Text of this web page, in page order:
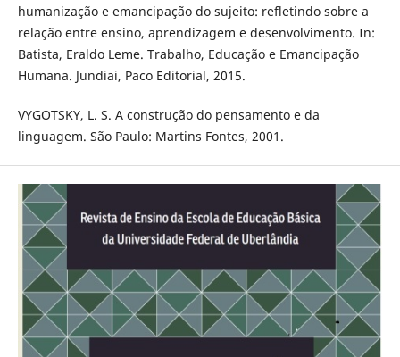
humanização e emancipação do sujeito: refletindo sobre a
relação entre ensino, aprendizagem e desenvolvimento. In:
Batista, Eraldo Leme. Trabalho, Educação e Emancipação
Humana. Jundiai, Paco Editorial, 2015.
VYGOTSKY, L. S. A construção do pensamento e da
linguagem. São Paulo: Martins Fontes, 2001.